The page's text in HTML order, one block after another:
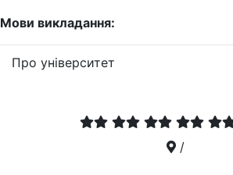
Мови викладання:
Про університет
/